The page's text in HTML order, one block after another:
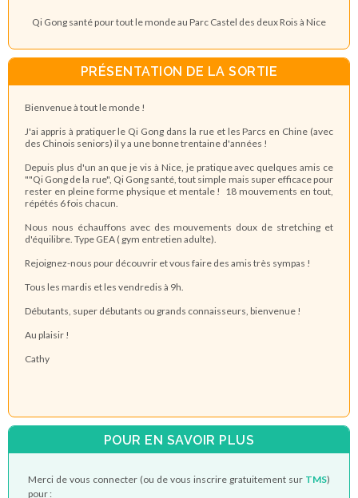
Qi Gong santé pour tout le monde au Parc Castel des deux Rois à Nice
PRÉSENTATION DE LA SORTIE
Bienvenue à tout le monde !
J'ai appris à pratiquer le Qi Gong dans la rue et les Parcs en Chine (avec
des Chinois seniors) il y a une bonne trentaine d'années !
Depuis plus d'un an que je vis à Nice, je pratique avec quelques amis ce
""Qi Gong de la rue", Qi Gong santé, tout simple mais super efficace pour
rester en pleine forme physique et mentale ! 18 mouvements en tout,
répétés 6 fois chacun.
Nous nous échauffons avec des mouvements doux de stretching et
d'équilibre. Type GEA ( gym entretien adulte).
Rejoignez-nous pour découvrir et vous faire des amis très sympas !
Tous les mardis et les vendredis à 9h.
Débutants, super débutants ou grands connaisseurs, bienvenue !
Au plaisir !
Cathy
POUR EN SAVOIR PLUS
Merci de vous connecter (ou de vous inscrire gratuitement sur TMS)
pour :